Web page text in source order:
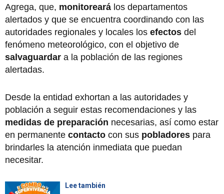
Agrega, que, monitoreará los departamentos
alertados y que se encuentra coordinando con las
autoridades regionales y locales los efectos del
fenómeno meteorológico, con el objetivo de
salvaguardar a la población de las regiones
alertadas.
Desde la entidad exhortan a las autoridades y
población a seguir estas recomendaciones y las
medidas de preparación necesarias, así como estar
en permanente contacto con sus pobladores para
brindarles la atención inmediata que puedan
necesitar.
Lee también